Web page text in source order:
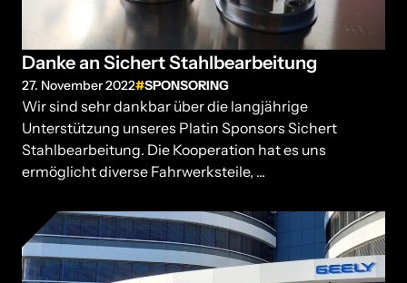
Danke an Sichert Stahlbearbeitung
27. November 2022 SPONSORING
Wir sind sehr dankbar über die langjährige
Unterstützung unseres Platin Sponsors Sichert
Stahlbearbeitung. Die Kooperation hat es uns
ermöglicht diverse Fahrwerksteile, ...